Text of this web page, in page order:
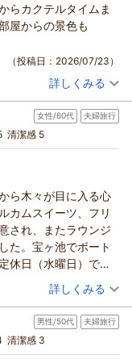
らカクテルタイムま
屋からの景色も
（投稿日：2026/07/23）
然に寄り添う、洛北リゾ
のみ
税込)
いただきまして誠に
ラウンジ、お部屋か
スタッフ一同大変嬉
ひとときをお過ご
まいります。また
（返信日：2026/07/24）
詳しくみる
女性/60代 夫婦旅行
清潔感 5
ら木々が目に入る心
カムスイーツ、フリ
され、またラウンジ
た。宝ヶ池でボート
休日（水曜日）でし
（投稿日：2026/07/23）
テイ （クラブラウンジ
イン 朝のみ
詳しくみる
男性/50代 夫婦旅行
清潔感 3